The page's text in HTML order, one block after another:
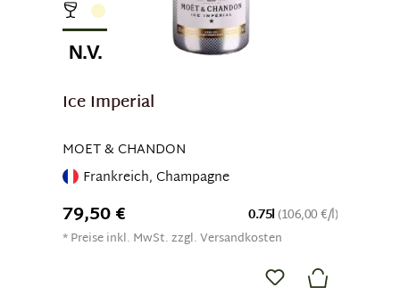
N.V.
Ice Imperial
MOET & CHANDON
Frankreich, Champagne
0.75l (106,00 €/l)
79,50 €
* Preise inkl. MwSt. zzgl. Versandkosten